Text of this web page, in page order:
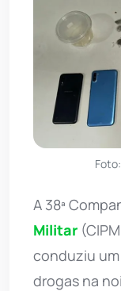
A 38ª
Militar
conduziu
drogas na